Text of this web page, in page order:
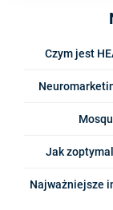
Czym jest
Jak
Najważniejsze